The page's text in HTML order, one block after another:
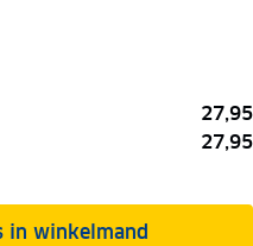
27,95
27,95
in winkelmand